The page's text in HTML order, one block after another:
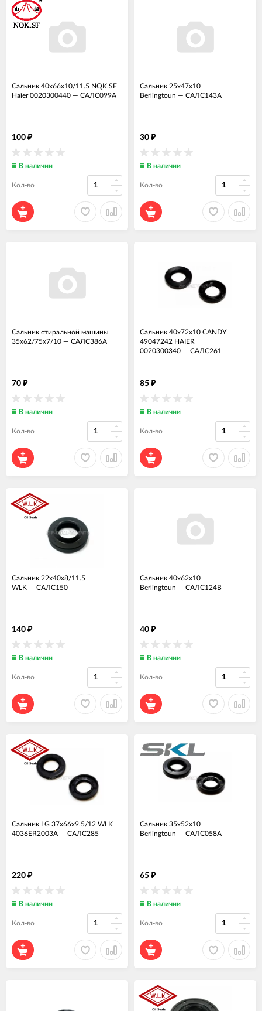
Сальник 40x66x10/11.5 NQK.SF
Haier 0020300440 — САЛС099А
100 ₽
В наличии
Кол-во
Сальник 25x47x10
Berlingtoun — САЛС143А
30 ₽
В наличии
Кол-во
Сальник стиральной машины
35x62/75x7/10 — САЛС386А
70 ₽
В наличии
Кол-во
Сальник 40x72x10 CANDY
49047242 HAIER
0020300340 — САЛС261
85 ₽
В наличии
Кол-во
Сальник 22x40x8/11.5
WLK — САЛС150
140 ₽
В наличии
Кол-во
Сальник 40x62x10
Berlingtoun — САЛС124В
40 ₽
В наличии
Кол-во
Сальник LG 37x66x9.5/12 WLK
4036ER2003A — САЛС285
220 ₽
В наличии
Кол-во
Сальник 35x52x10
Berlingtoun — САЛС058А
65 ₽
В наличии
Кол-во